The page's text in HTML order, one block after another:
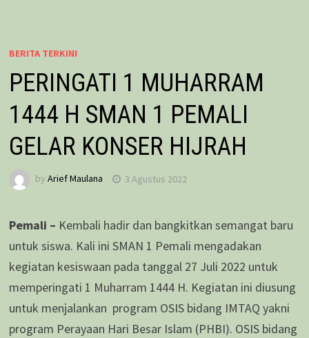
BERITA TERKINI
PERINGATI 1 MUHARRAM
1444 H SMAN 1 PEMALI
GELAR KONSER HIJRAH
by Arief Maulana 3 Agustus 2022
Pemali – Kembali hadir dan bangkitkan semangat baru
untuk siswa. Kali ini SMAN 1 Pemali mengadakan
kegiatan kesiswaan pada tanggal 27 Juli 2022 untuk
memperingati 1 Muharram 1444 H. Kegiatan ini diusung
untuk menjalankan program OSIS bidang IMTAQ yakni
program Perayaan Hari Besar Islam (PHBI). OSIS bidang